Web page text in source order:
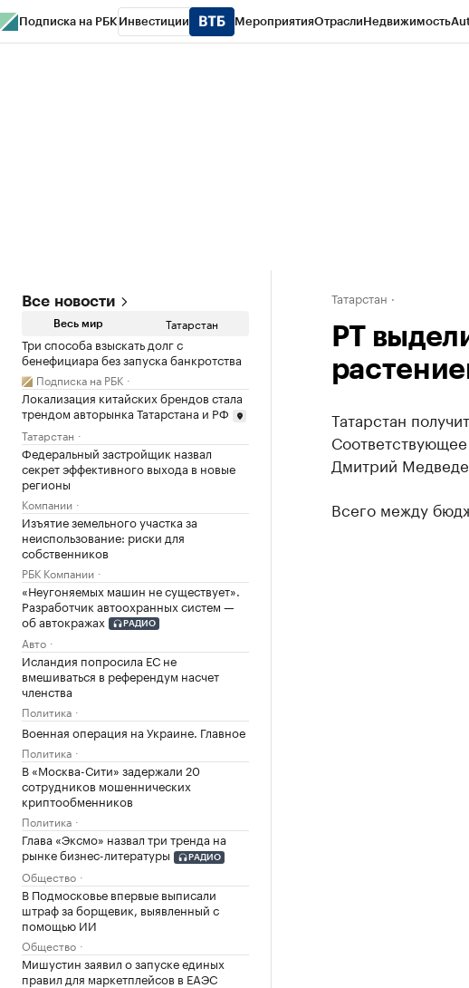
Подписка на РБК Инвестиции МероприятияОтраслиНедвижимость
Все новости
Весь мир Татарстан
Три способа взыскать долг с
бенефициара без запуска банкротства
Подписка на РБК
Локализация китайских брендов стала
трендом авторынка Татарстана и РФ
Татарстан
Федеральный застройщик назвал
секрет эффективного выхода в новые
регионы
Компании
Изъятие земельного участка за
неиспользование: риски для
собственников
РБК Компании
«Неугоняемых машин не существует».
Разработчик автоохранных систем —
об автокражах
РАДИО
Авто
Исландия попросила ЕС не
вмешиваться в референдум насчет
членства
Политика
Военная операция на Украине. Главное
Политика
В «Москва-Сити» задержали 20
сотрудников мошеннических
криптообменников
Политика
Глава «Эксмо» назвал три тренда на
рынке бизнес-литературы
РАДИО
Общество
В Подмосковье впервые выписали
штраф за борщевик, выявленный с
помощью ИИ
Общество
Мишустин заявил о запуске единых
правил для маркетплейсов в ЕАЭС
Татарстан
РТ
Татарстан
Дмитрий
Всего между